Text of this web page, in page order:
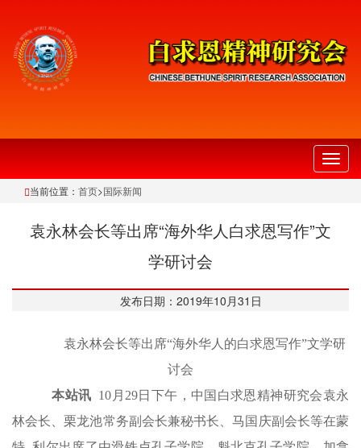
切
换
当前位置： 首页>国际新闻
袁永林会长等出席“海外华人白求恩写作”文
学研讨会
发布日期：2019年10月31日
袁永林会长等出席“海外华人的白求恩写作”文学研
讨会
本站讯 10月29日下午，中国白求恩精神研究会袁永
林会长、栗龙池常务副会长兼秘书长、马国庆副会长等在蒙